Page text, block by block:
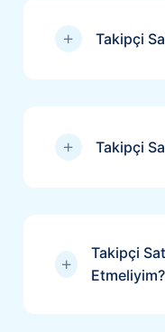
Takipçi
Takipçi
Takipçi
Etmeliyim?